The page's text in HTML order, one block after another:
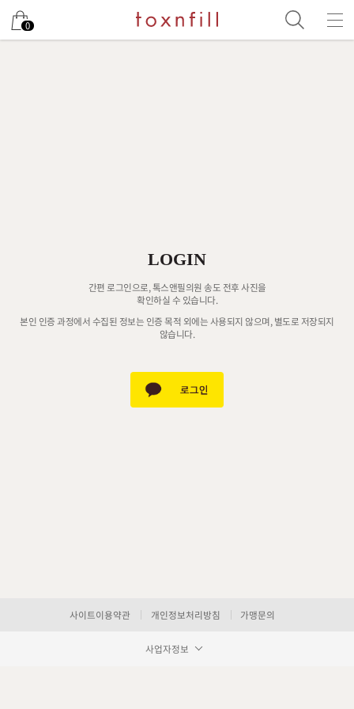
0
LOGIN
간편 로그인으로, 톡스앤필의원 송도 전후 사진을
확인하실 수 있습니다.
본인 인증 과정에서 수집된 정보는 인증 목적 외에는 사용되지 않으며, 별도로 저장되지
않습니다.
사이트이용약관 개인정보처리방침 가맹문의
사업자정보